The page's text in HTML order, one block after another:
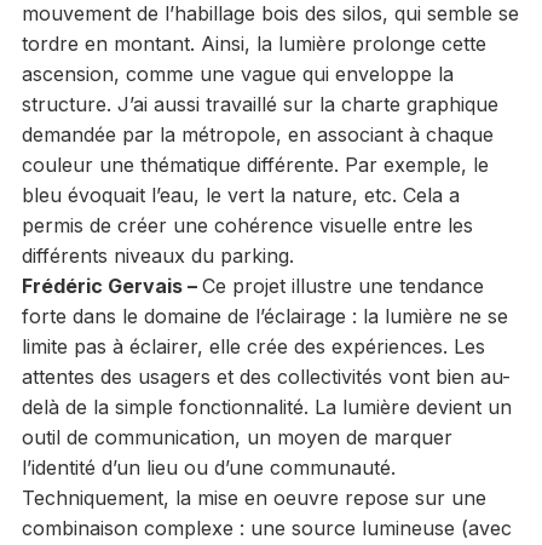
mouvement de l’habillage bois des silos, qui semble se
tordre en montant. Ainsi, la lumière prolonge cette
ascension, comme une vague qui enveloppe la
structure. J’ai aussi travaillé sur la charte graphique
demandée par la métropole, en associant à chaque
couleur une thématique différente. Par exemple, le
bleu évoquait l’eau, le vert la nature, etc. Cela a
permis de créer une cohérence visuelle entre les
différents niveaux du parking.
Frédéric Gervais – Ce projet illustre une tendance
forte dans le domaine de l’éclairage : la lumière ne se
limite pas à éclairer, elle crée des expériences. Les
attentes des usagers et des collectivités vont bien au-
delà de la simple fonctionnalité. La lumière devient un
outil de communication, un moyen de marquer
l’identité d’un lieu ou d’une communauté.
Techniquement, la mise en oeuvre repose sur une
combinaison complexe : une source lumineuse (avec